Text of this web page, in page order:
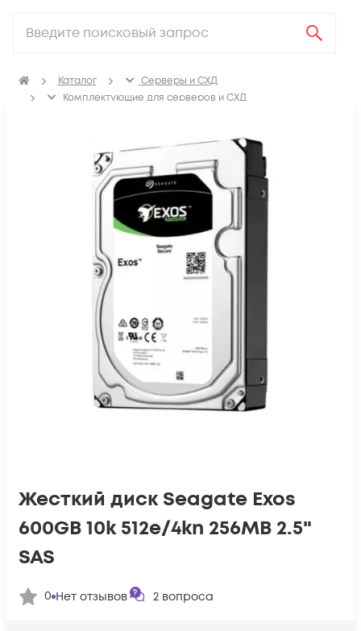
Каталог
Серверы и СХД
Комплектующие для серверов и СХД
Жесткий диск Seagate Exos
600GB 10k 512e/4kn 256MB 2.5"
SAS
0 Нет отзывов 2 вопроса